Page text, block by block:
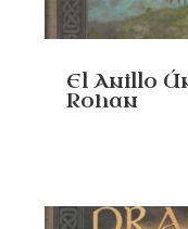
El Anillo
Rohan